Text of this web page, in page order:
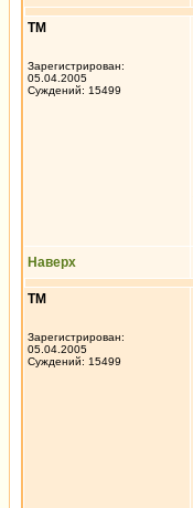
ТМ
Зарегистрирован:
05.04.2005
Суждений: 15499
Наверх
ТМ
Зарегистрирован:
05.04.2005
Суждений: 15499